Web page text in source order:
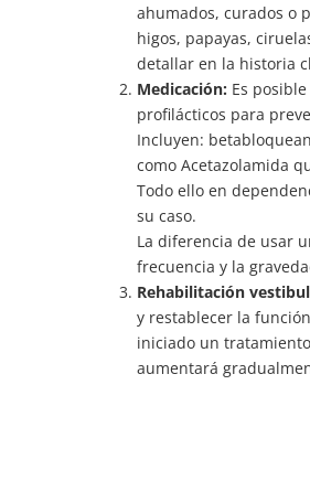
ahumados, curados o
higos, papayas,
detallar en la historia
Medicación: Es
profilácticos para
Incluyen:
como Acetazolamida
Todo ello en
su caso.
La diferencia de usar
frecuencia y la
Rehabilitación
y restablecer la
iniciado un
aumentará